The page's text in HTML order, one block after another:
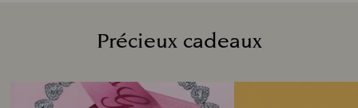
Précieux cadeaux